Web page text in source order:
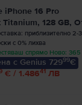
iPhone 16 Pro
Titanium, 128 GB,
приблизително 2-
с 0% лихва
спрямо Ново:
с Genius 72999€
€ / 1.48641 ЛВ